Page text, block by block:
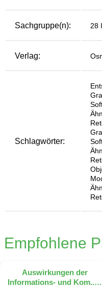
Sachgruppe(n): 28
Verlag:
Schlagwörter:
Empfohlene
Auswirkungen der
Informations- und Kom..…